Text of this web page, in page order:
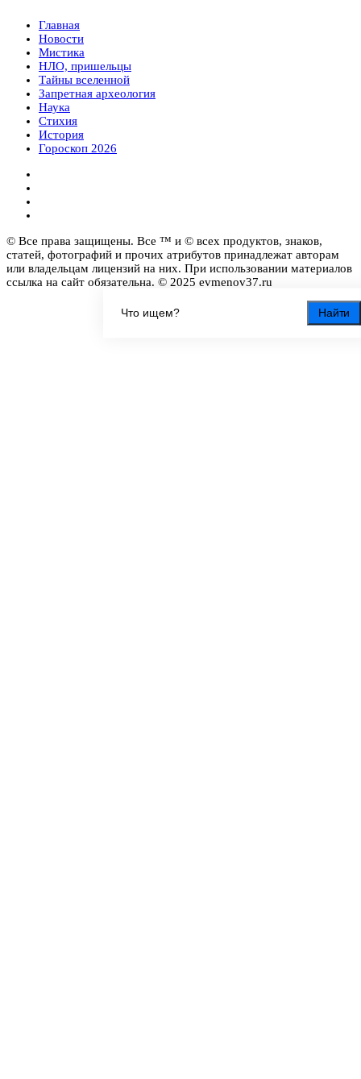
Найти
Главная
Новости
Мистика
НЛО, пришельцы
Тайны вселенной
Запретная археология
Наука
Стихия
История
Гороскоп 2026
© Все права защищены. Все ™ и © всех продуктов, знаков,
статей, фотографий и прочих атрибутов принадлежат авторам
или владельцам лицензий на них. При использовании материалов
ссылка на сайт обязательна. © 2025 evmenov37.ru